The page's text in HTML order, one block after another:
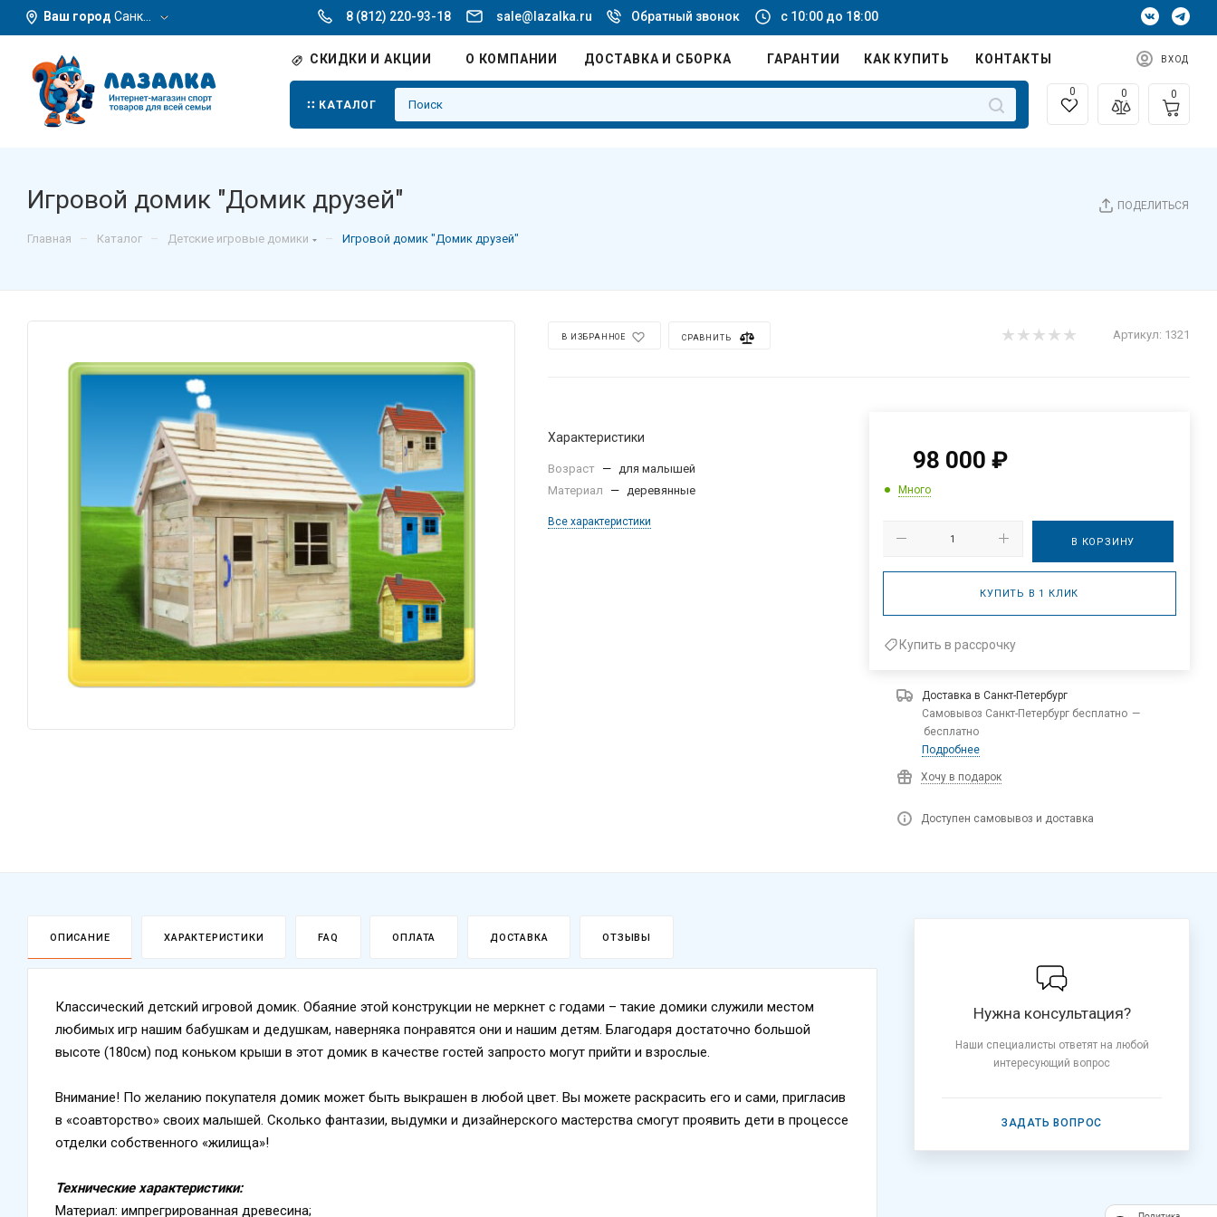
Ваш город Санкт-Петербург 8 (812) 220-93-18 sale@lazalka.ru Обратный звонок с 10:00 до 18:00
СКИДКИ И АКЦИИ О КОМПАНИИ ДОСТАВКА И СБОРКА ГАРАНТИИ КАК КУПИТЬ КОНТАКТЫ ВХОД
КАТАЛОГ
0 0 0
ПОДЕЛИТЬСЯ
Игровой домик "Домик друзей"
Главная – Каталог – Детские игровые домики – Игровой домик "Домик друзей"
В ИЗБРАННОЕ СРАВНИТЬ Артикул: 1321
Характеристики
Возраст — для малышей
Материал
— деревянные
Все характеристики
98 000 ₽
Много
В КОРЗИНУ
КУПИТЬ В 1 КЛИК
Купить в рассрочку
Доставка в Санкт-Петербург
Самовывоз Санкт-Петербург бесплатно —
бесплатно
Подробнее
Хочу в подарок
Доступен самовывоз и доставка
ОПИСАНИЕ ХАРАКТЕРИСТИКИ FAQ ОПЛАТА ДОСТАВКА ОТЗЫВЫ
Классический детский игровой домик. Обаяние этой конструкции не меркнет с годами – такие домики служили местом
любимых игр нашим бабушкам и дедушкам, наверняка понравятся они и нашим детям. Благодаря достаточно большой
высоте (180см) под коньком крыши в этот домик в качестве гостей запросто могут прийти и взрослые.
Внимание! По желанию покупателя домик может быть выкрашен в любой цвет. Вы можете раскрасить его и сами, пригласив
в «соавторство» своих малышей. Сколько фантазии, выдумки и дизайнерского мастерства смогут проявить дети в процессе
отделки собственного «жилища»!
Технические характеристики:
Материал: импрегрированная древесина;
Нужна консультация?
Наши специалисты ответят на любой
интересующий вопрос
ЗАДАТЬ ВОПРОС